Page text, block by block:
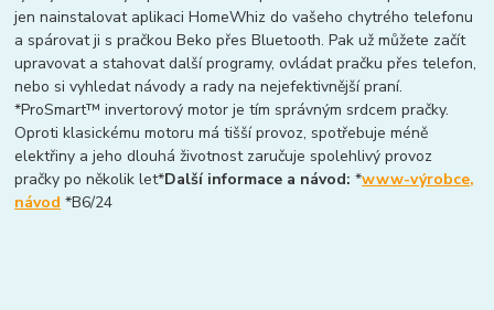
jen nainstalovat aplikaci HomeWhiz do vašeho chytrého telefonu
a spárovat ji s pračkou Beko přes Bluetooth. Pak už můžete začít
upravovat a stahovat další programy, ovládat pračku přes telefon,
nebo si vyhledat návody a rady na nejefektivnější praní.
*ProSmart™ invertorový motor je tím správným srdcem pračky.
Oproti klasickému motoru má tišší provoz, spotřebuje méně
elektřiny a jeho dlouhá životnost zaručuje spolehlivý provoz
pračky po několik let*Další informace a návod:*www-výrobce,
návod *B6/24